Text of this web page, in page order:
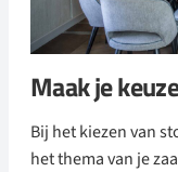
Maak je
Bij het kiezen van
het thema van je